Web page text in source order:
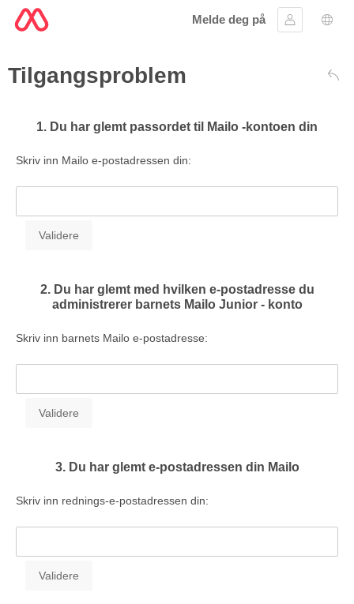
Melde deg på
Logg inn
Tilgangsproblem
1. Du har glemt passordet til Mailo -kontoen din
Skriv inn Mailo e-postadressen din:
2. Du har glemt med hvilken e-postadresse du
administrerer barnets Mailo Junior - konto
Skriv inn barnets Mailo e-postadresse:
3. Du har glemt e-postadressen din Mailo
Skriv inn rednings-e-postadressen din: